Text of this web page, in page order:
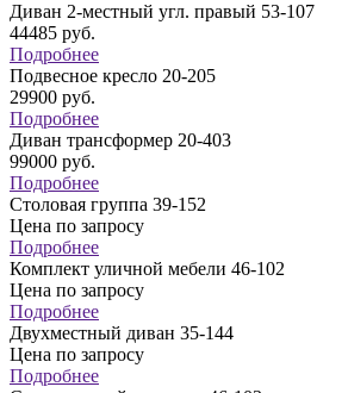
Диван 2-местный угл. правый 53-107
44485 руб.
Подробнее
Подвесное кресло 20-205
29900 руб.
Подробнее
Диван трансформер 20-403
99000 руб.
Подробнее
Столовая группа 39-152
Цена по запросу
Подробнее
Комплект уличной мебели 46-102
Цена по запросу
Подробнее
Двухместный диван 35-144
Цена по запросу
Подробнее